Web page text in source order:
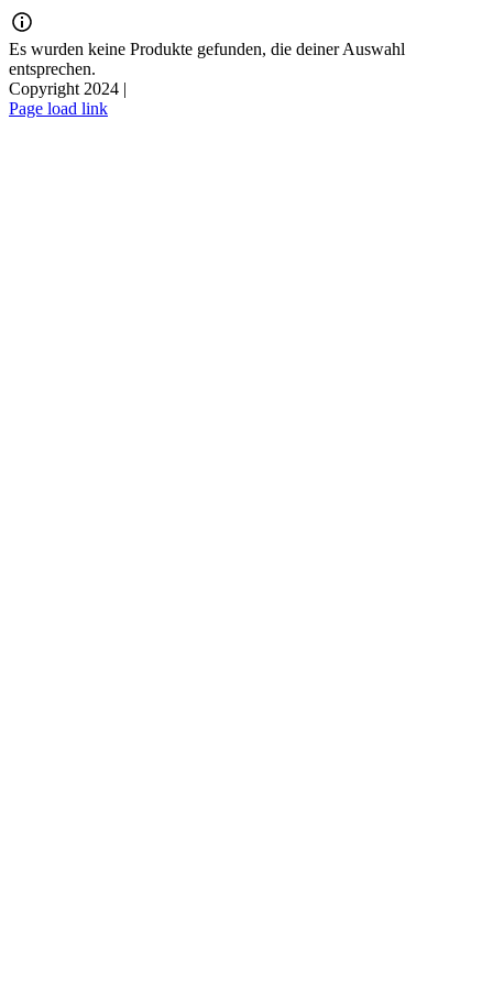
Zum
Inhalt
springen
Es wurden keine Produkte gefunden, die deiner Auswahl
entsprechen.
Copyright 2024 |
Page load link